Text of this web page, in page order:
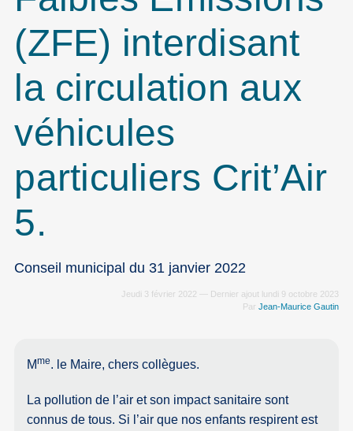
(ZFE) interdisant
la circulation aux
véhicules
particuliers Crit’Air
5.
Conseil municipal du 31 janvier 2022
Jeudi 3 février 2022 — Dernier ajout lundi 9 octobre 2023
Par Jean-Maurice Gautin
Mme. le Maire, chers collègues.
La pollution de l’air et son impact sanitaire sont
connus de tous. Si l’air que nos enfants respirent est